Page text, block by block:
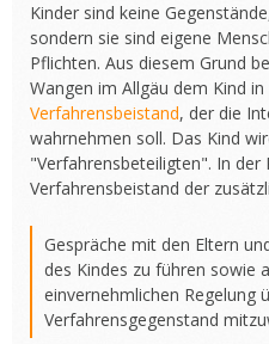
Kinder sind keine
sondern sie sind eigene
Pflichten. Aus diesem Grund
Wangen im Allgäu dem Kind in
Verfahrensbeistand, der die
wahrnehmen soll. Das Kind
"Verfahrensbeteiligten". In der
Verfahrensbeistand der
Gespräche mit den Eltern
des Kindes zu führen sowie
einvernehmlichen Regelung
Verfahrensgegenstand